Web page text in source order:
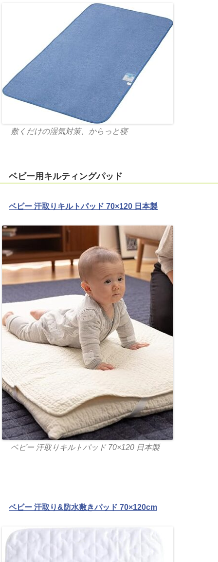
敷くだけの湿気対策、からっと寝
ベビー用キルティングパッド
ベビー 汗取りキルトパッド 70×120 日本製
ベビー 汗取りキルトパッド 70×120 日本製
ベビー 汗取り&防水敷きパッド 70×120cm